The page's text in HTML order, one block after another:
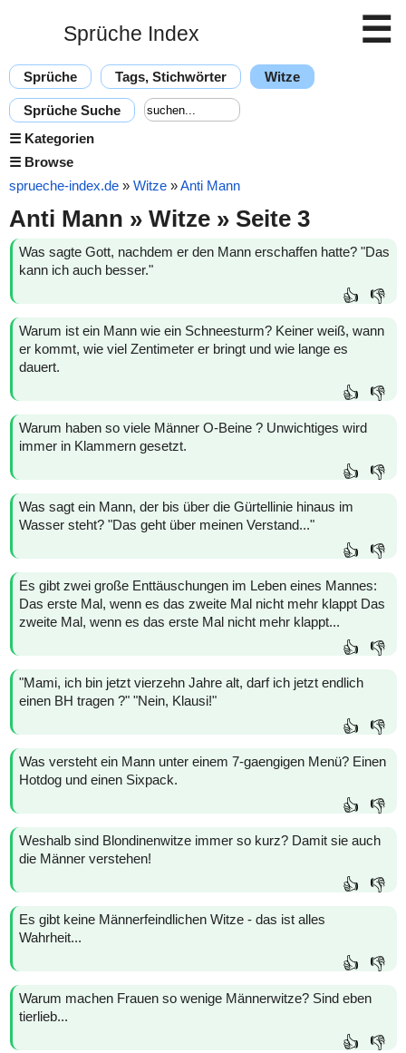
Sprüche Index ☰
Sprüche Tags, Stichwörter Witze
Sprüche Suche
☰ Kategorien
☰ Browse
sprueche-index.de » Witze »Anti Mann
Anti Mann » Witze » Seite 3
Was sagte Gott, nachdem er den Mann erschaffen hatte? "Das
kann ich auch besser."
👍 👎
Warum ist ein Mann wie ein Schneesturm? Keiner weiß, wann
er kommt, wie viel Zentimeter er bringt und wie lange es
dauert.
👍 👎
Warum haben so viele Männer O-Beine ? Unwichtiges wird
immer in Klammern gesetzt.
👍 👎
Was sagt ein Mann, der bis über die Gürtellinie hinaus im
Wasser steht? "Das geht über meinen Verstand..."
👍 👎
Es gibt zwei große Enttäuschungen im Leben eines Mannes:
Das erste Mal, wenn es das zweite Mal nicht mehr klappt Das
zweite Mal, wenn es das erste Mal nicht mehr klappt...
👍 👎
"Mami, ich bin jetzt vierzehn Jahre alt, darf ich jetzt endlich
einen BH tragen ?" "Nein, Klausi!"
👍 👎
Was versteht ein Mann unter einem 7-gaengigen Menü? Einen
Hotdog und einen Sixpack.
👍 👎
Weshalb sind Blondinenwitze immer so kurz? Damit sie auch
die Männer verstehen!
👍 👎
Es gibt keine Männerfeindlichen Witze - das ist alles
Wahrheit...
👍 👎
Warum machen Frauen so wenige Männerwitze? Sind eben
tierlieb...
👍 👎